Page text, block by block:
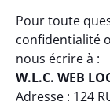
Pour toute
confidentialité
nous écrire à :
W.L.C. WEB
Adresse : 124